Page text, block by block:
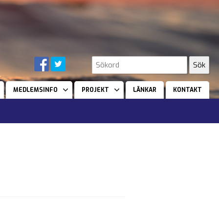
MEDLEMSINFO PROJEKT LÄNKAR KONTAKT